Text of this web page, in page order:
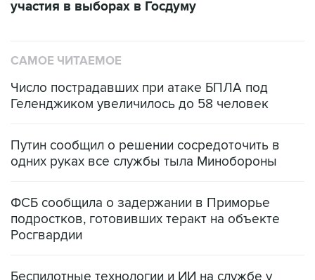
Число пострадавших при атаке БПЛА под
Путин сообщил о решении сосредоточить в
ФСБ сообщила о задержании в Приморье
Росгвардии
Беспилотные технологии и ИИ на службе у